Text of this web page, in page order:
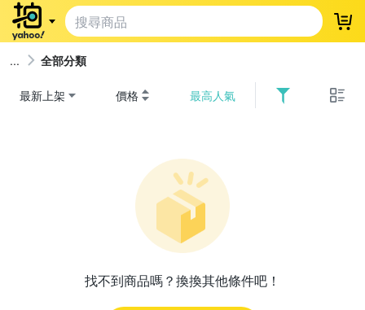
登
全部分類
最新上架 價格 最高人氣
找不到商品嗎？換換其他條件吧！